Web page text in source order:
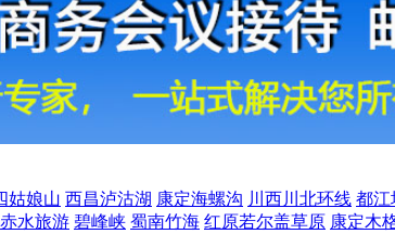
姑娘山 西昌泸沽湖 康定海螺沟 川西川北环线 都江
赤水旅游 碧峰峡 蜀南竹海 红原若尔盖草原 康定木